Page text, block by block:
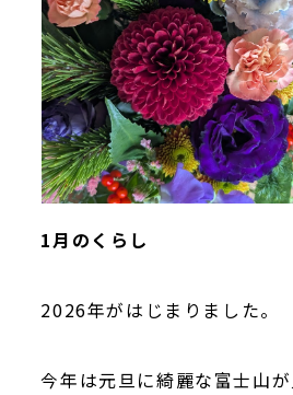
1月のくらし
2026年がはじまりました。
今年は元旦に綺麗な富士山が